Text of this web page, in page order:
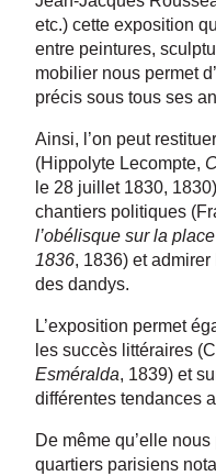
etc.) cette exposition
entre peintures,
mobilier nous permet
précis sous tous ses
Ainsi, l’on peut
(Hippolyte Lecompte,
le 28 juillet 1830,
chantiers politiques
l’obélisque sur la
1836, 1836) et
des dandys.
L’exposition permet
les succès littéraires
Esméralda, 1839) et
différentes tendances
De même qu’elle
quartiers parisiens